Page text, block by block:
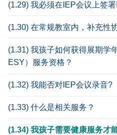
(1.29) 我必须在IEP会议上签署
(1.30) 在常规教室内，补充性
(1.31) 我孩子如何获得展期学
ESY）服务资格？
(1.32) 我能否对IEP会议录音?
(1.33) 什么是相关服务？
(1.34) 我孩子需要健康服务才